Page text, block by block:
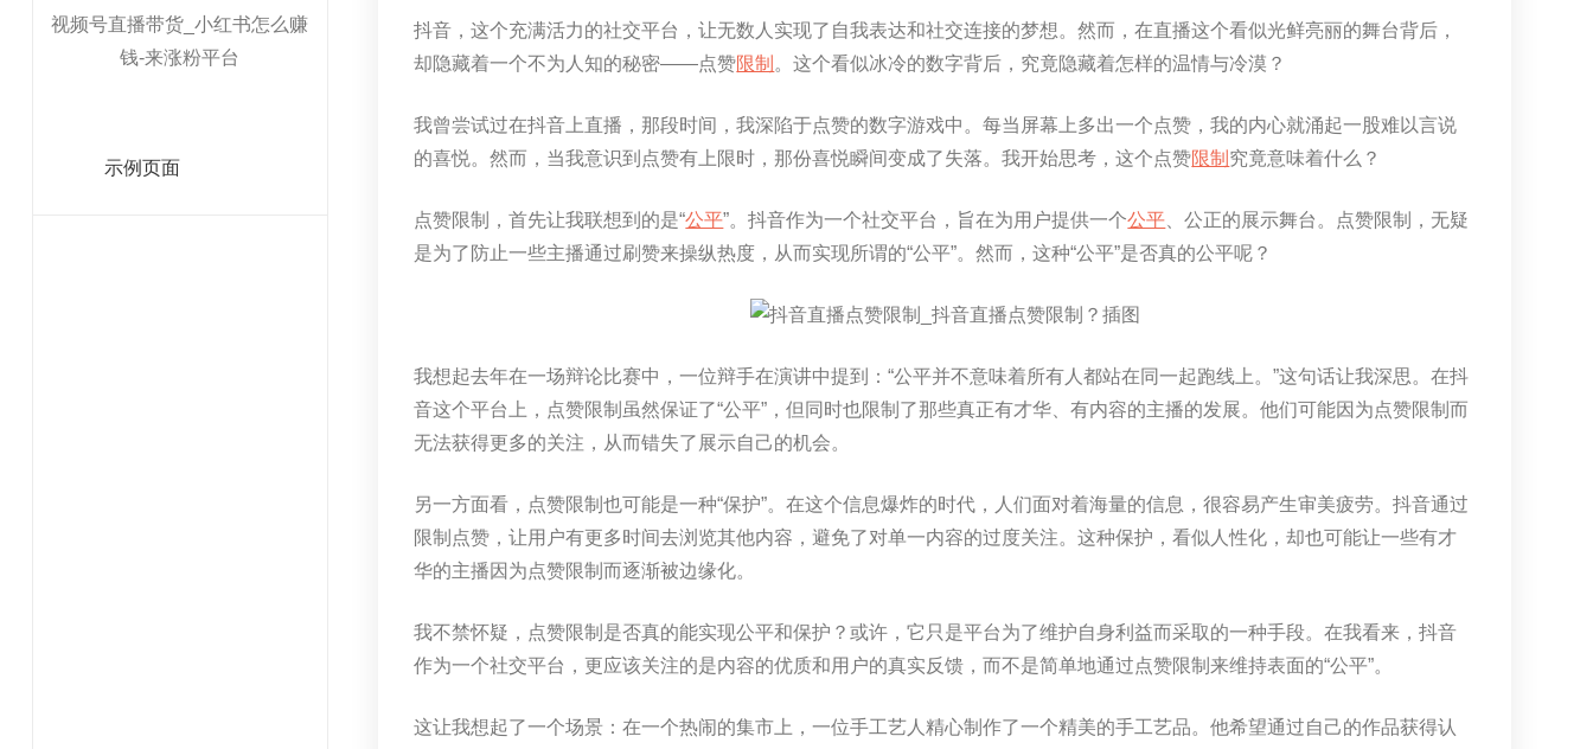
视频号直播带货_小红书怎么赚
钱-来涨粉平台
示例页面
抖音，这个充满活力的社交平台，让无数人实现了自我表达和社交连接的梦想。然而，在直播这个看似光鲜亮丽的舞台背后，
却隐藏着一个不为人知的秘密——点赞限制 。这个看似冰冷的数字背后，究竟隐藏着怎样的温情与冷漠？
我曾尝试过在抖音上直播，那段时间，我深陷于点赞的数字游戏中。每当屏幕上多出一个点赞，我的内心就涌起一股难以言说
的喜悦。然而，当我意识到点赞有上限时，那份喜悦瞬间变成了失落。我开始思考，这个点赞限制 究竟意味着什么？
点赞限制，首先让我联想到的是“公平”。抖音作为一个社交平台，旨在为用户提供一个公平 、公正的展示舞台。点赞限制，无疑
是为了防止一些主播通过刷赞来操纵热度，从而实现所谓的“公平”。然而，这种“公平”是否真的公平呢？
我想起去年在一场辩论比赛中，一位辩手在演讲中提到：“公平并不意味着所有人都站在同一起跑线上。”这句话让我深思。在抖
音这个平台上，点赞限制虽然保证了“公平”，但同时也限制了那些真正有才华、有内容的主播的发展。他们可能因为点赞限制而
无法获得更多的关注，从而错失了展示自己的机会。
另一方面看，点赞限制也可能是一种“保护”。在这个信息爆炸的时代，人们面对着海量的信息，很容易产生审美疲劳。抖音通过
限制点赞，让用户有更多时间去浏览其他内容，避免了对单一内容的过度关注。这种保护，看似人性化，却也可能让一些有才
华的主播因为点赞限制而逐渐被边缘化。
我不禁怀疑，点赞限制是否真的能实现公平和保护？或许，它只是平台为了维护自身利益而采取的一种手段。在我看来，抖音
作为一个社交平台，更应该关注的是内容的优质和用户的真实反馈，而不是简单地通过点赞限制来维持表面的“公平”。
这让我想起了一个场景：在一个热闹的集市上，一位手工艺人精心制作了一个精美的手工艺品。他希望通过自己的作品获得认